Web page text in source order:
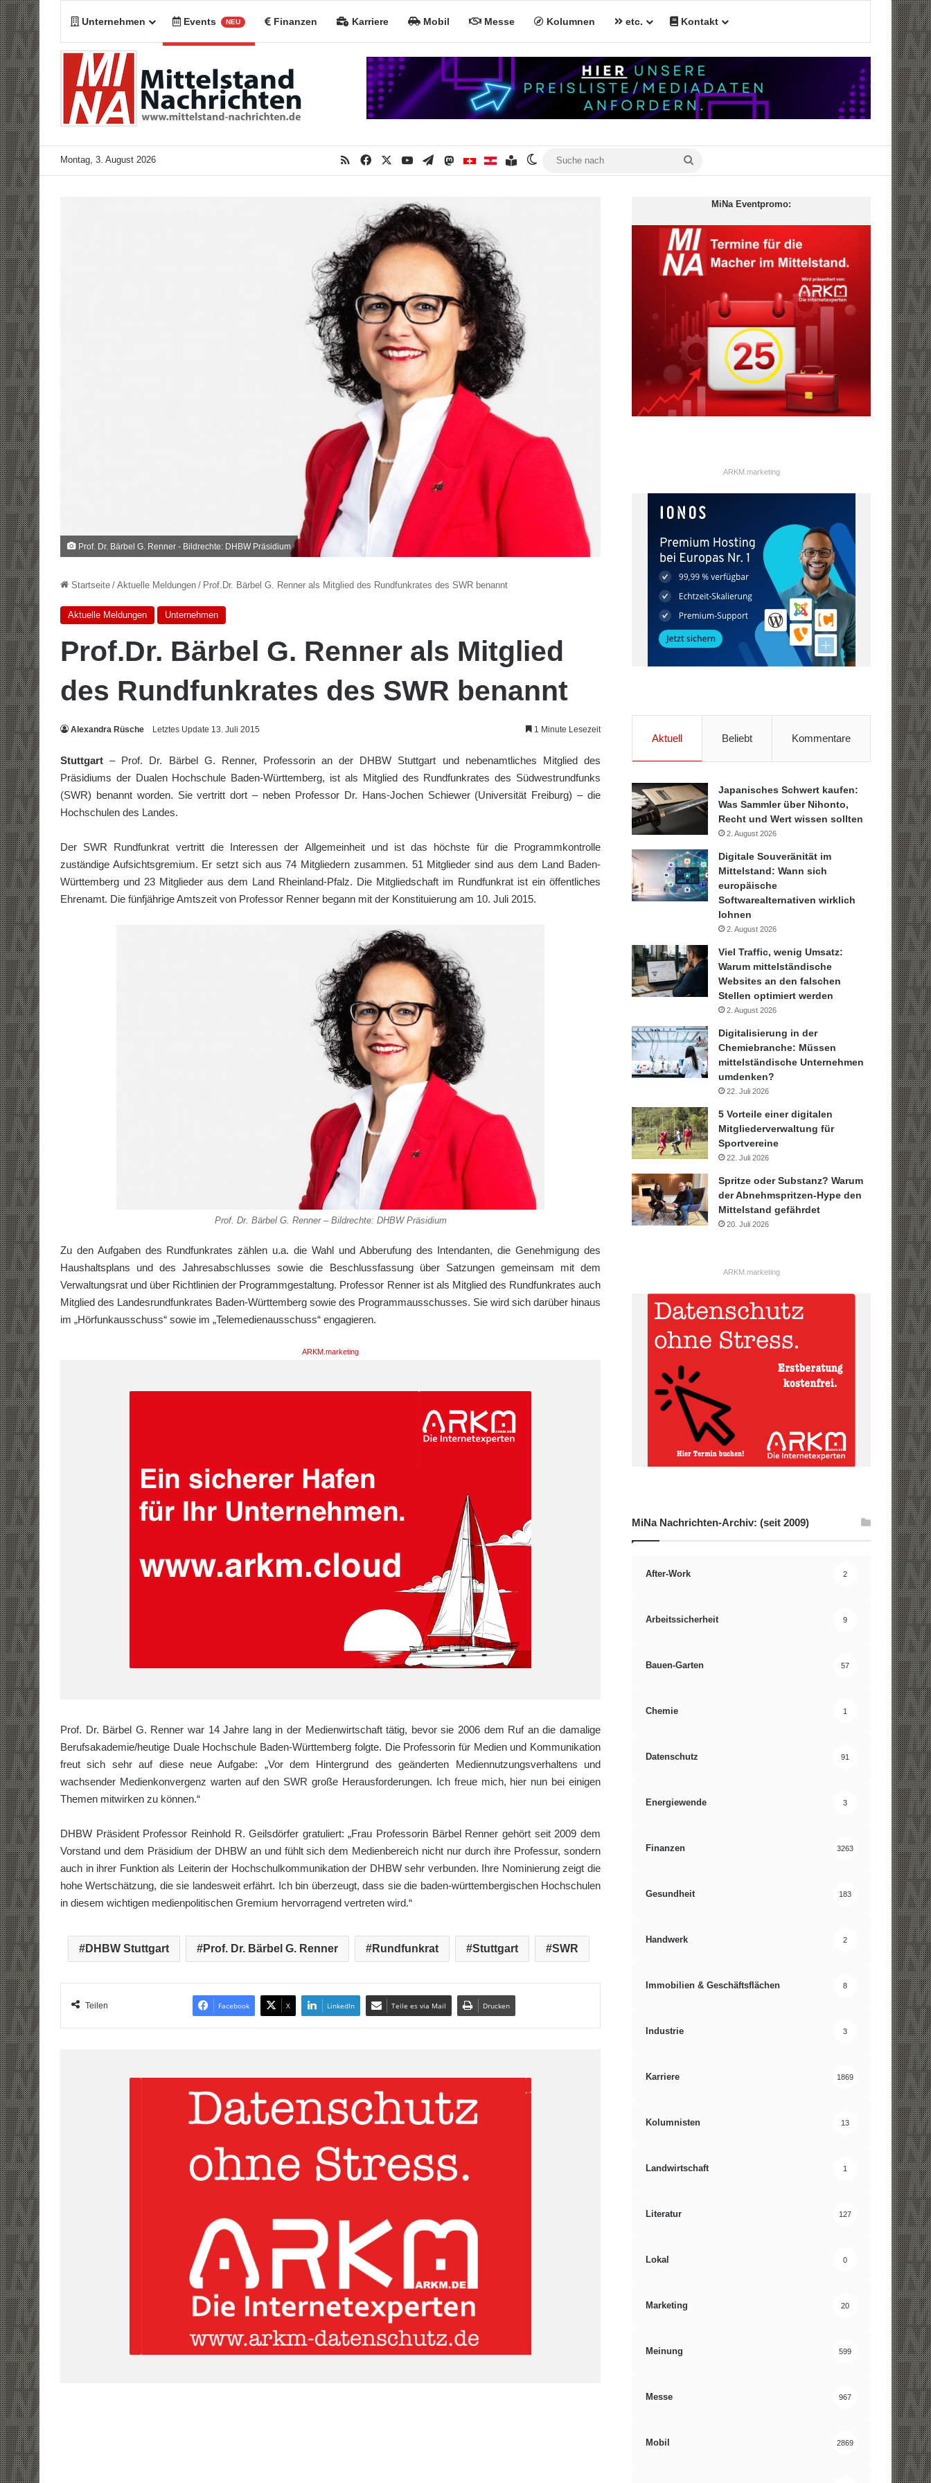
Unternehmen Events NEU Finanzen Karriere Mobil Messe Kolumnen etc. Kontakt
Montag, 3. August 2026 RSS Facebook YouTubeTelegramMastodonMiNa CHMiNa ATInhaltsverzeichnis
Skin umschalten
Prof. Dr. Bärbel G. Renner - Bildrechte: DHBW Präsidium
Startseite / Aktuelle Meldungen / Prof.Dr. Bärbel G. Renner als Mitglied des Rundfunkrates des SWR benannt
Aktuelle Meldungen Unternehmen
Prof.Dr. Bärbel G. Renner als Mitglied
des Rundfunkrates des SWR benannt
Alexandra Rüsche Letztes Update 13. Juli 2015 1 Minute Lesezeit
Stuttgart – Prof. Dr. Bärbel G. Renner, Professorin an der DHBW Stuttgart und nebenamtliches Mitglied des
Präsidiums der Dualen Hochschule Baden-Württemberg, ist als Mitglied des Rundfunkrates des Südwestrundfunks
(SWR) benannt worden. Sie vertritt dort – neben Professor Dr. Hans-Jochen Schiewer (Universität Freiburg) – die
Hochschulen des Landes.
Der SWR Rundfunkrat vertritt die Interessen der Allgemeinheit und ist das höchste für die Programmkontrolle
zuständige Aufsichtsgremium. Er setzt sich aus 74 Mitgliedern zusammen. 51 Mitglieder sind aus dem Land Baden-
Württemberg und 23 Mitglieder aus dem Land Rheinland-Pfalz. Die Mitgliedschaft im Rundfunkrat ist ein öffentliches
Ehrenamt. Die fünfjährige Amtszeit von Professor Renner begann mit der Konstituierung am 10. Juli 2015.
Prof. Dr. Bärbel G. Renner – Bildrechte: DHBW Präsidium
Zu den Aufgaben des Rundfunkrates zählen u.a. die Wahl und Abberufung des Intendanten, die Genehmigung des
Haushaltsplans und des Jahresabschlusses sowie die Beschlussfassung über Satzungen gemeinsam mit dem
Verwaltungsrat und über Richtlinien der Programmgestaltung. Professor Renner ist als Mitglied des Rundfunkrates auch
Mitglied des Landesrundfunkrates Baden-Württemberg sowie des Programmausschusses. Sie wird sich darüber hinaus
im „Hörfunkausschuss“ sowie im „Telemedienausschuss“ engagieren.
ARKM.marketing
Prof. Dr. Bärbel G. Renner war 14 Jahre lang in der Medienwirtschaft tätig, bevor sie 2006 dem Ruf an die damalige
Berufsakademie/heutige Duale Hochschule Baden-Württemberg folgte. Die Professorin für Medien und Kommunikation
freut sich sehr auf diese neue Aufgabe: „Vor dem Hintergrund des geänderten Mediennutzungsverhaltens und
wachsender Medienkonvergenz warten auf den SWR große Herausforderungen. Ich freue mich, hier nun bei einigen
Themen mitwirken zu können.“
DHBW Präsident Professor Reinhold R. Geilsdörfer gratuliert: „Frau Professorin Bärbel Renner gehört seit 2009 dem
Vorstand und dem Präsidium der DHBW an und fühlt sich dem Medienbereich nicht nur durch ihre Professur, sondern
auch in ihrer Funktion als Leiterin der Hochschulkommunikation der DHBW sehr verbunden. Ihre Nominierung zeigt die
hohe Wertschätzung, die sie landesweit erfährt. Ich bin überzeugt, dass sie die baden-württembergischen Hochschulen
in diesem wichtigen medienpolitischen Gremium hervorragend vertreten wird.“
DHBW Stuttgart Prof. Dr. Bärbel G. Renner Rundfunkrat Stuttgart SWR
Teilen Facebook X LinkedIn Teile es via Mail Drucken
MiNa Eventpromo:
ARKM.marketing
Aktuell Beliebt Kommentare
Japanisches Schwert kaufen:
Was Sammler über Nihonto,
Recht und Wert wissen sollten
2. August 2026
Digitale Souveränität im
Mittelstand: Wann sich
europäische
Softwarealternativen wirklich
lohnen
2. August 2026
Viel Traffic, wenig Umsatz:
Warum mittelständische
Websites an den falschen
Stellen optimiert werden
2. August 2026
Digitalisierung in der
Chemiebranche: Müssen
mittelständische Unternehmen
umdenken?
22. Juli 2026
5 Vorteile einer digitalen
Mitgliederverwaltung für
Sportvereine
22. Juli 2026
Spritze oder Substanz? Warum
der Abnehmspritzen-Hype den
Mittelstand gefährdet
20. Juli 2026
ARKM.marketing
MiNa Nachrichten-Archiv: (seit 2009)
After-Work 2
Arbeitssicherheit 9
Bauen-Garten 57
Chemie 1
Datenschutz 91
Energiewende 3
Finanzen 3263
Gesundheit 183
Handwerk 2
Immobilien & Geschäftsflächen 8
Industrie 3
Karriere 1869
Kolumnisten 13
Landwirtschaft 1
Literatur 127
Lokal 0
Marketing 20
Meinung 599
Messe 967
Mobil 2869